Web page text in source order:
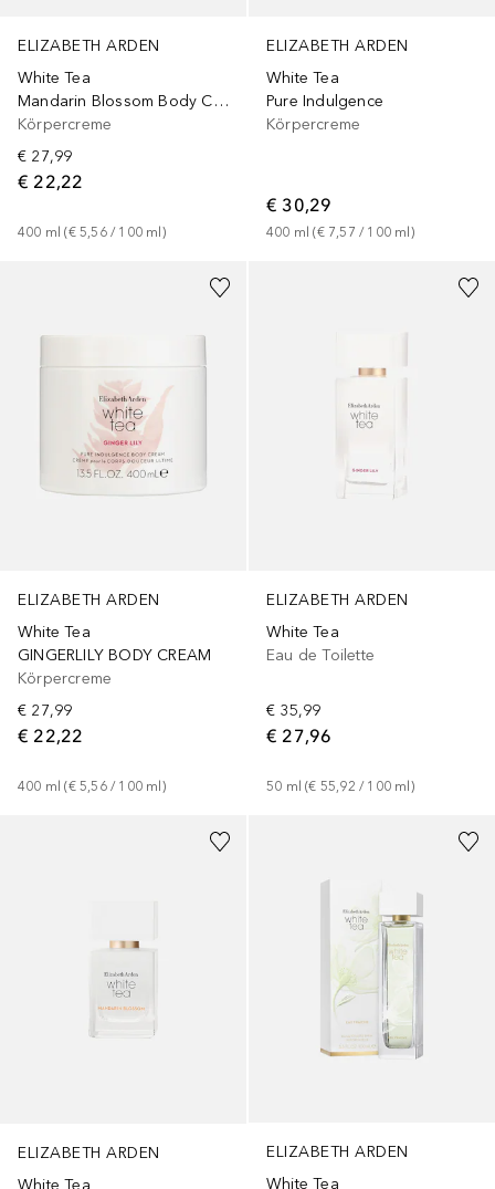
ELIZABETH ARDEN
White Tea
Mandarin Blossom Body Cream
Körpercreme
€ 27,99
€ 22,22
400 ml (€ 5,56 / 100 ml )
ELIZABETH ARDEN
White Tea
Pure Indulgence
Körpercreme
€ 30,29
400 ml (€ 7,57 / 100 ml )
ELIZABETH ARDEN
White Tea
GINGERLILY BODY CREAM
Körpercreme
€ 27,99
€ 22,22
400 ml (€ 5,56 / 100 ml)
ELIZABETH ARDEN
White Tea
Eau de Toilette
€ 35,99
€ 27,96
50 ml (€ 55,92 / 100 ml)
ELIZABETH ARDEN
White Tea
ELIZABETH ARDEN
White Tea